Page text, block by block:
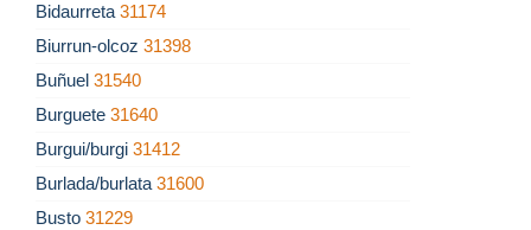
Bidaurreta 31174
Biurrun-olcoz 31398
Buñuel 31540
Burguete 31640
Burgui/burgi 31412
Burlada/burlata 31600
Busto 31229